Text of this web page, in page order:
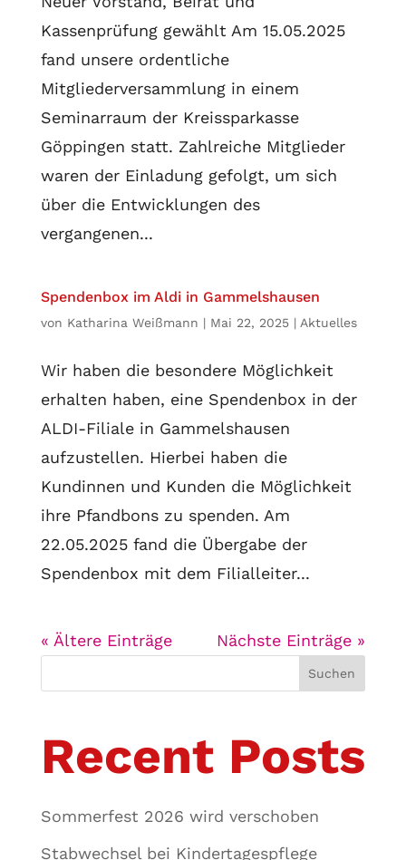
Kassenprüfung gewählt Am 15.05.2025
fand unsere ordentliche
Mitgliederversammlung in einem
Seminarraum der Kreissparkasse
Göppingen statt. Zahlreiche Mitglieder
waren der Einladung gefolgt, um sich
über die Entwicklungen des
vergangenen...
Spendenbox im Aldi in Gammelshausen
von Katharina Weißmann | Mai 22, 2025| Aktuelles
Wir haben die besondere Möglichkeit
erhalten haben, eine Spendenbox in der
ALDI-Filiale in Gammelshausen
aufzustellen. Hierbei haben die
Kundinnen und Kunden die Möglichkeit
ihre Pfandbons zu spenden. Am
22.05.2025 fand die Übergabe der
Spendenbox mit dem Filialleiter...
« Ältere Einträge Nächste Einträge »
Suchen
Recent Posts
Sommerfest 2026 wird verschoben
Stabwechsel bei Kindertagespflege